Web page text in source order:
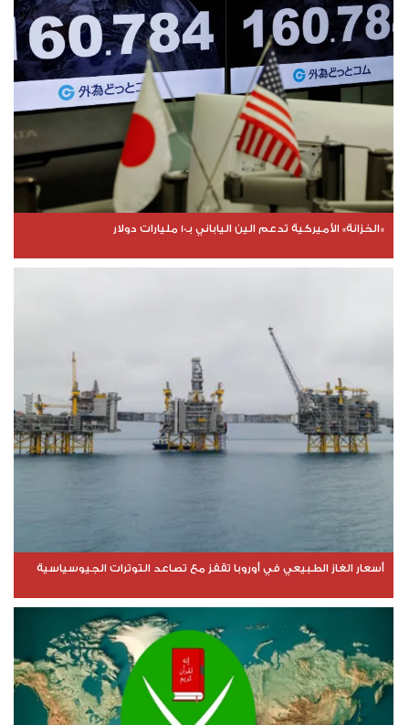
«الخزانة» الأميركية تدعم الين الياباني بـ10 مليارات دولار
أسعار الغاز الطبيعي في أوروبا تقفز مع تصاعد التوترات الجيوسياسية